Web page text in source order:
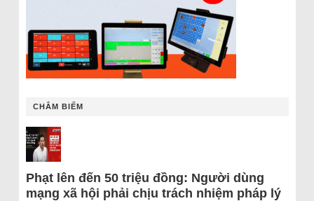
CHÂM BIẾM
Phạt lên đến 50 triệu đồng: Người dùng
mạng xã hội phải chịu trách nhiệm pháp lý